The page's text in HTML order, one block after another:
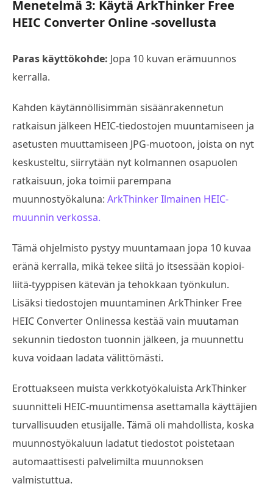
Menetelmä 3: Käytä ArkThinker Free
HEIC Converter Online -sovellusta
Paras käyttökohde: Jopa 10 kuvan erämuunnos
kerralla.
Kahden käytännöllisimmän sisäänrakennetun
ratkaisun jälkeen HEIC-tiedostojen muuntamiseen ja
asetusten muuttamiseen JPG-muotoon, joista on nyt
keskusteltu, siirrytään nyt kolmannen osapuolen
ratkaisuun, joka toimii parempana
muunnostyökaluna: ArkThinker Ilmainen HEIC-
muunnin verkossa.
Tämä ohjelmisto pystyy muuntamaan jopa 10 kuvaa
eränä kerralla, mikä tekee siitä jo itsessään kopioi-
liitä-tyyppisen kätevän ja tehokkaan työnkulun.
Lisäksi tiedostojen muuntaminen ArkThinker Free
HEIC Converter Onlinessa kestää vain muutaman
sekunnin tiedoston tuonnin jälkeen, ja muunnettu
kuva voidaan ladata välittömästi.
Erottuakseen muista verkkotyökaluista ArkThinker
suunnitteli HEIC-muuntimensa asettamalla käyttäjien
turvallisuuden etusijalle. Tämä oli mahdollista, koska
muunnostyökaluun ladatut tiedostot poistetaan
automaattisesti palvelimilta muunnoksen
valmistuttua.